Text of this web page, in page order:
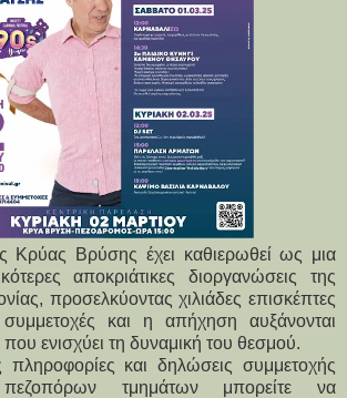
Κρύας Βρύσης έχει καθιερωθεί ως μια
αποκριάτικες διοργανώσεις της
προσελκύοντας χιλιάδες επισκέπτες
και η απήχηση αυξάνονται
ενισχύει τη δυναμική του θεσμού.
πληροφορίες και δηλώσεις συμμετοχής
τμημάτων μπορείτε να